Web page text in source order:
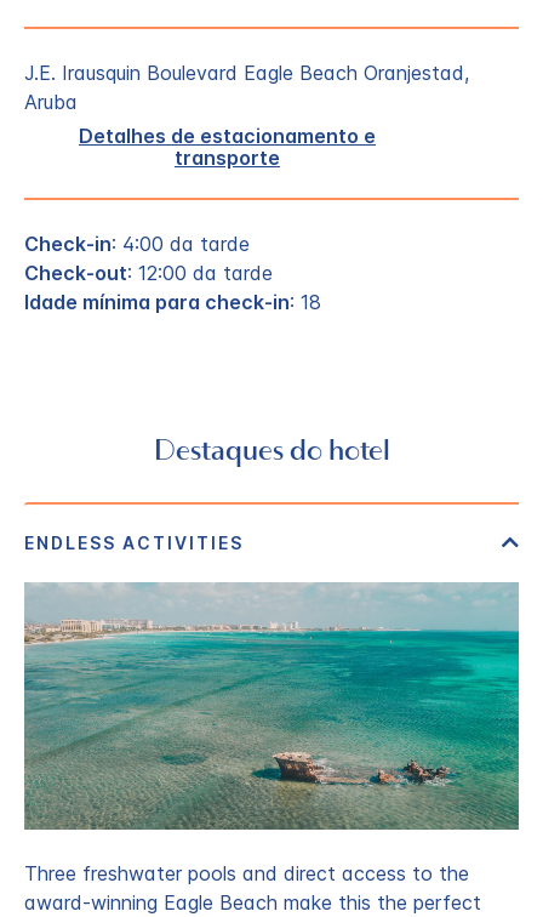
J.E. Irausquin Boulevard Eagle Beach Oranjestad,
Aruba
Detalhes de estacionamento e
transporte
Check-in: 4:00 da tarde
Check-out: 12:00 da tarde
Idade mínima para check-in: 18
Destaques do hotel
Three freshwater pools and direct access to the
award-winning Eagle Beach make this the perfect